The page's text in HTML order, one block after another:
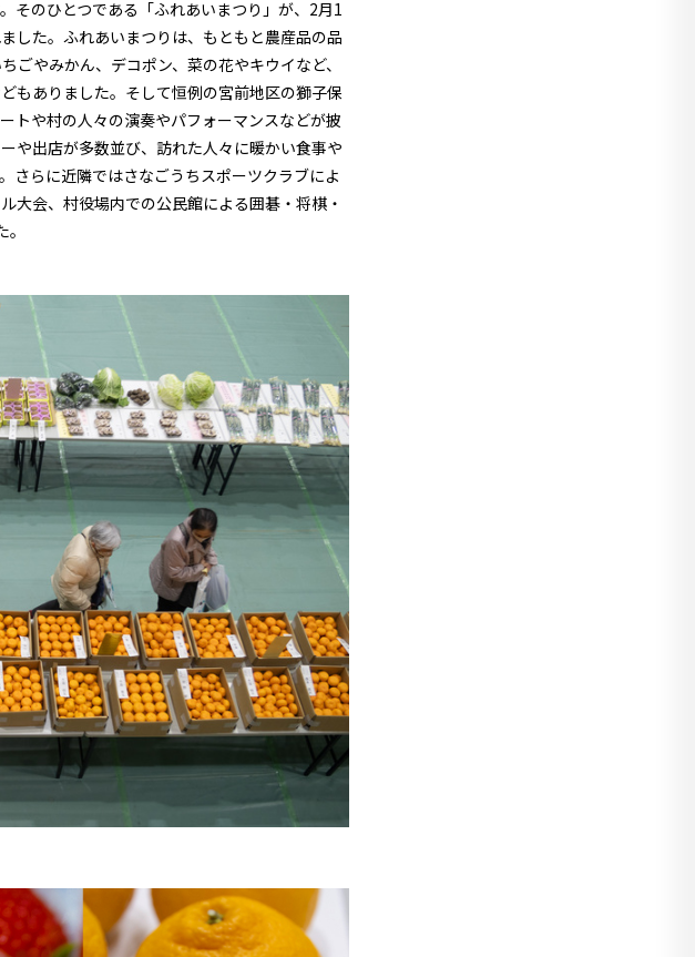
そのひとつである「ふれあいまつり」が、2月1
した。ふれあいまつりは、もともと農産品の品
やみかん、デコポン、菜の花やキウイなど、
もありました。そして恒例の宮前地区の獅子保
トや村の人々の演奏やパフォーマンスなどが披
や出店が多数並び、訪れた人々に暖かい食事や
さらに近隣ではさなごうちスポーツクラブによ
大会、村役場内での公民館による囲碁・将棋・